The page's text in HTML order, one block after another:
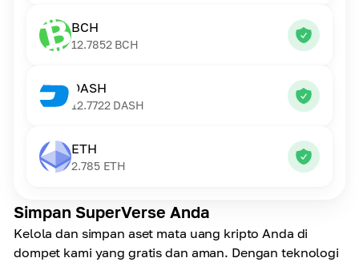
Simpan SuperVerse Anda
Kelola dan simpan aset mata uang kripto Anda di
dompet kami yang gratis dan aman. Dengan teknologi
BCH
12.7852 BCH
DASH
12.7722 DASH
ETH
2.785 ETH